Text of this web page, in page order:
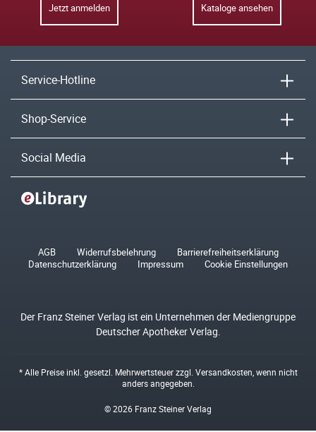
Jetzt anmelden Kataloge ansehen
Service-Hotline
Shop-Service
Social Media
AGB Widerrufsbelehrung
Barrierefreiheitserklärung
Datenschutzerklärung
Impressum Cookie Einstellungen
Der Franz Steiner Verlag ist ein Unternehmen der Mediengruppe
Deutscher Apotheker Verlag.
* Alle Preise inkl. gesetzl. Mehrwertsteuer zzgl. Versandkosten , wenn nicht
anders angegeben.
© 2026 Franz Steiner Verlag